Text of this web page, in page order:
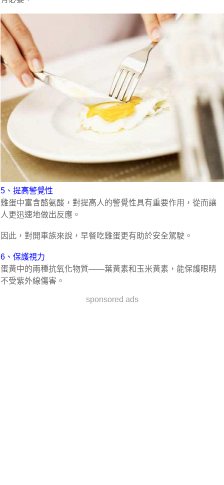
5、提高警覺性
雞蛋中富含酪氨酸，對提高人的警覺性具有重要作用，從而讓
人更迅速地做出反應。
因此，對開車族來說，早餐吃雞蛋更有助於安全駕駛。
6、保護視力
蛋黃中的兩種抗氧化物質——葉黃素和玉米黃素，能保護眼睛
不受紫外線傷害。
sponsored ads